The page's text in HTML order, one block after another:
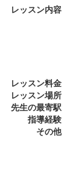
レッスン内容
レッスン料金
レッスン場所
先生の最寄駅
指導経験
その他